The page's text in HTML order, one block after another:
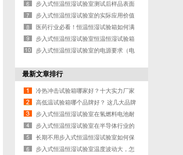
室一站式
步入式恒温恒湿试验室测试后样品表面
有水珠怎
步入式恒温恒湿试验室的实际应用价值
医药行业必看！恒温恒湿试验箱如何满
足GMP认证
步入式恒温恒湿试验室恒温恒湿试验箱
在光伏组
步入式恒温恒湿试验室的电源要求（电
最新文章排行
冷热冲击试验箱哪家好？十大实力厂家
强力推荐
高低温试验箱哪个品牌好？ 这几大品牌
实力强劲
步入式恒温恒湿试验室在氢燃料电池耐
久性测试
步入式恒温恒湿试验室在半导体行业的
成功应用
长期不用步入式恒温恒湿试验室如何保
养？
步入式恒温恒湿试验室温度波动大，怎